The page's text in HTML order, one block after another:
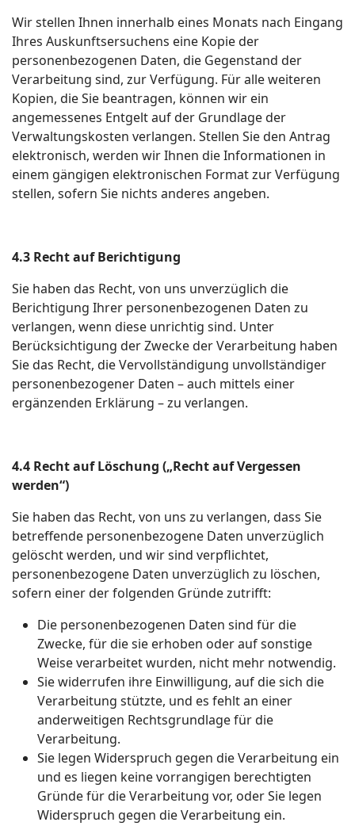
Wir stellen Ihnen innerhalb eines Monats nach Eingang
Ihres Auskunftsersuchens eine Kopie der
personenbezogenen Daten, die Gegenstand der
Verarbeitung sind, zur Verfügung. Für alle weiteren
Kopien, die Sie beantragen, können wir ein
angemessenes Entgelt auf der Grundlage der
Verwaltungskosten verlangen. Stellen Sie den Antrag
elektronisch, werden wir Ihnen die Informationen in
einem gängigen elektronischen Format zur Verfügung
stellen, sofern Sie nichts anderes angeben.
4.3 Recht auf Berichtigung
Sie haben das Recht, von uns unverzüglich die
Berichtigung Ihrer personenbezogenen Daten zu
verlangen, wenn diese unrichtig sind. Unter
Berücksichtigung der Zwecke der Verarbeitung haben
Sie das Recht, die Vervollständigung unvollständiger
personenbezogener Daten – auch mittels einer
ergänzenden Erklärung – zu verlangen.
4.4 Recht auf Löschung („Recht auf Vergessen
werden“)
Sie haben das Recht, von uns zu verlangen, dass Sie
betreffende personenbezogene Daten unverzüglich
gelöscht werden, und wir sind verpflichtet,
personenbezogene Daten unverzüglich zu löschen,
sofern einer der folgenden Gründe zutrifft:
Die personenbezogenen Daten sind für die
Zwecke, für die sie erhoben oder auf sonstige
Weise verarbeitet wurden, nicht mehr notwendig.
Sie widerrufen ihre Einwilligung, auf die sich die
Verarbeitung stützte, und es fehlt an einer
anderweitigen Rechtsgrundlage für die
Verarbeitung.
Sie legen Widerspruch gegen die Verarbeitung ein
und es liegen keine vorrangigen berechtigten
Gründe für die Verarbeitung vor, oder Sie legen
Widerspruch gegen die Verarbeitung ein.